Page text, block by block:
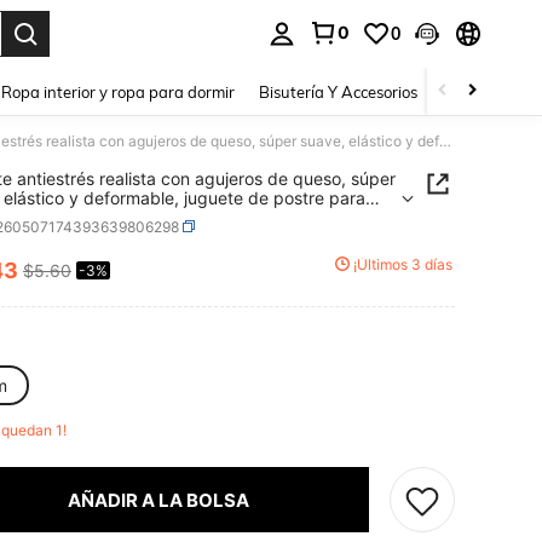
0 0
Ropa interior y ropa para dormir Bisutería Y Accesorios Zapatos
Juguete antiestrés realista con agujeros de queso, súper suave, elástico y deformable, juguete de postre para apretar, adorno de escritorio portátil de bolsillo para aliviar el estrés, regalo para bolsa de fiesta
antiestrés realista con agujeros de queso, súper
elástico y deformable, juguete de postre para
adorno de escritorio portátil de bolsillo para
estrés, regalo para bolsa de fiesta
AND AVAILABILITY
$5.60 -3% ¡Últimos 3 días
quedan 1!
AÑADIR A LA BOLSA